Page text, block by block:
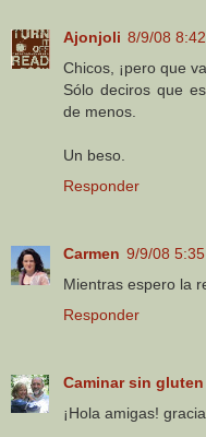
Ajonjoli 8/9/08 8:42
Chicos, ¡pero que
Sólo deciros que
de menos.
Un beso.
Responder
Carmen 9/9/08 5:35
Mientras espero la
Responder
Caminar sin gluten
¡Hola amigas!